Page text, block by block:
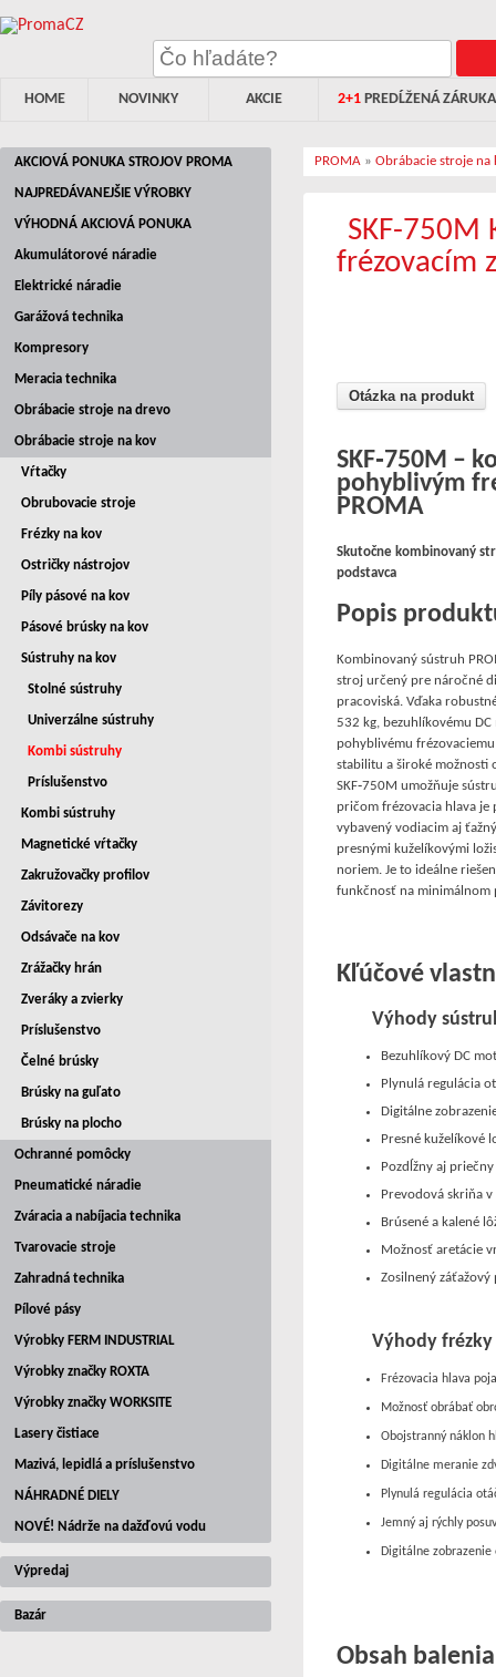
HOME NOVINKY AKCIE 2+1PREDĹŽENÁ ZÁRUKA
AKCIOVÁ PONUKA STROJOV PROMA
NAJPREDÁVANEJŠIE VÝROBKY
VÝHODNÁ AKCIOVÁ PONUKA
Akumulátorové náradie
Elektrické náradie
Garážová technika
Kompresory
Meracia technika
Obrábacie stroje na drevo
Obrábacie stroje na kov
Vŕtačky
Obrubovacie stroje
Frézky na kov
Ostričky nástrojov
Píly pásové na kov
Pásové brúsky na kov
Sústruhy na kov
Stolné sústruhy
Univerzálne sústruhy
Kombi sústruhy
Príslušenstvo
Kombi sústruhy
Magnetické vŕtačky
Zakružovačky profilov
Závitorezy
Odsávače na kov
Zrážačky hrán
Zveráky a zvierky
Príslušenstvo
Čelné brúsky
Brúsky na guľato
Brúsky na plocho
Ochranné pomôcky
Pneumatické náradie
Zváracia a nabíjacia technika
Tvarovacie stroje
Zahradná technika
Pílové pásy
Výrobky FERM INDUSTRIAL
Výrobky značky ROXTA
Výrobky značky WORKSITE
Lasery čistiace
Mazivá, lepidlá a príslušenstvo
NÁHRADNÉ DIELY
NOVÉ! Nádrže na dažďovú vodu
Výpredaj
Bazár
PROMA »Obrábacie stroje na
SKF-750M
frézovacím
Otázka na produkt
SKF‑750M –
pohyblivým
PROMA
Skutočne kombinovaný
podstavca
Popis
Kombinovaný sústruh
stroj určený pre náročné
pracoviská. Vďaka
532 kg, bezuhlíkovému
pohyblivému
stabilitu a široké
SKF‑750M umožňuje
pričom frézovacia hlava je
vybavený vodiacim aj
presnými kuželíkovými
noriem. Je to ideálne
funkčnosť na minimálnom
Kľúčové
Výhody
Bezuhlíkový DC
Plynulá regulácia
Digitálne
Presné kuželíkové
Pozdĺžny aj
Prevodová skriňa
Brúsené a kalené
Možnosť aretácie
Zosilnený
Výhody frézky
Frézovacia hlava
Možnosť obrábať
Obojstranný náklon
Digitálne meranie
Plynulá regulácia
Jemný aj rýchly
Digitálne zobrazenie
Obsah balenia